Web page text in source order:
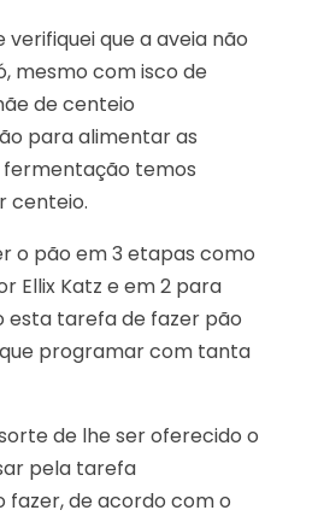
verifiquei que a aveia não
mesmo com isco de
de centeio
para alimentar as
temos
centeio.
o pão em 3 etapas como
Ellix Katz e em 2 para
esta tarefa de fazer pão
programar com tanta
de lhe ser oferecido o
pela tarefa
fazer, de acordo com o